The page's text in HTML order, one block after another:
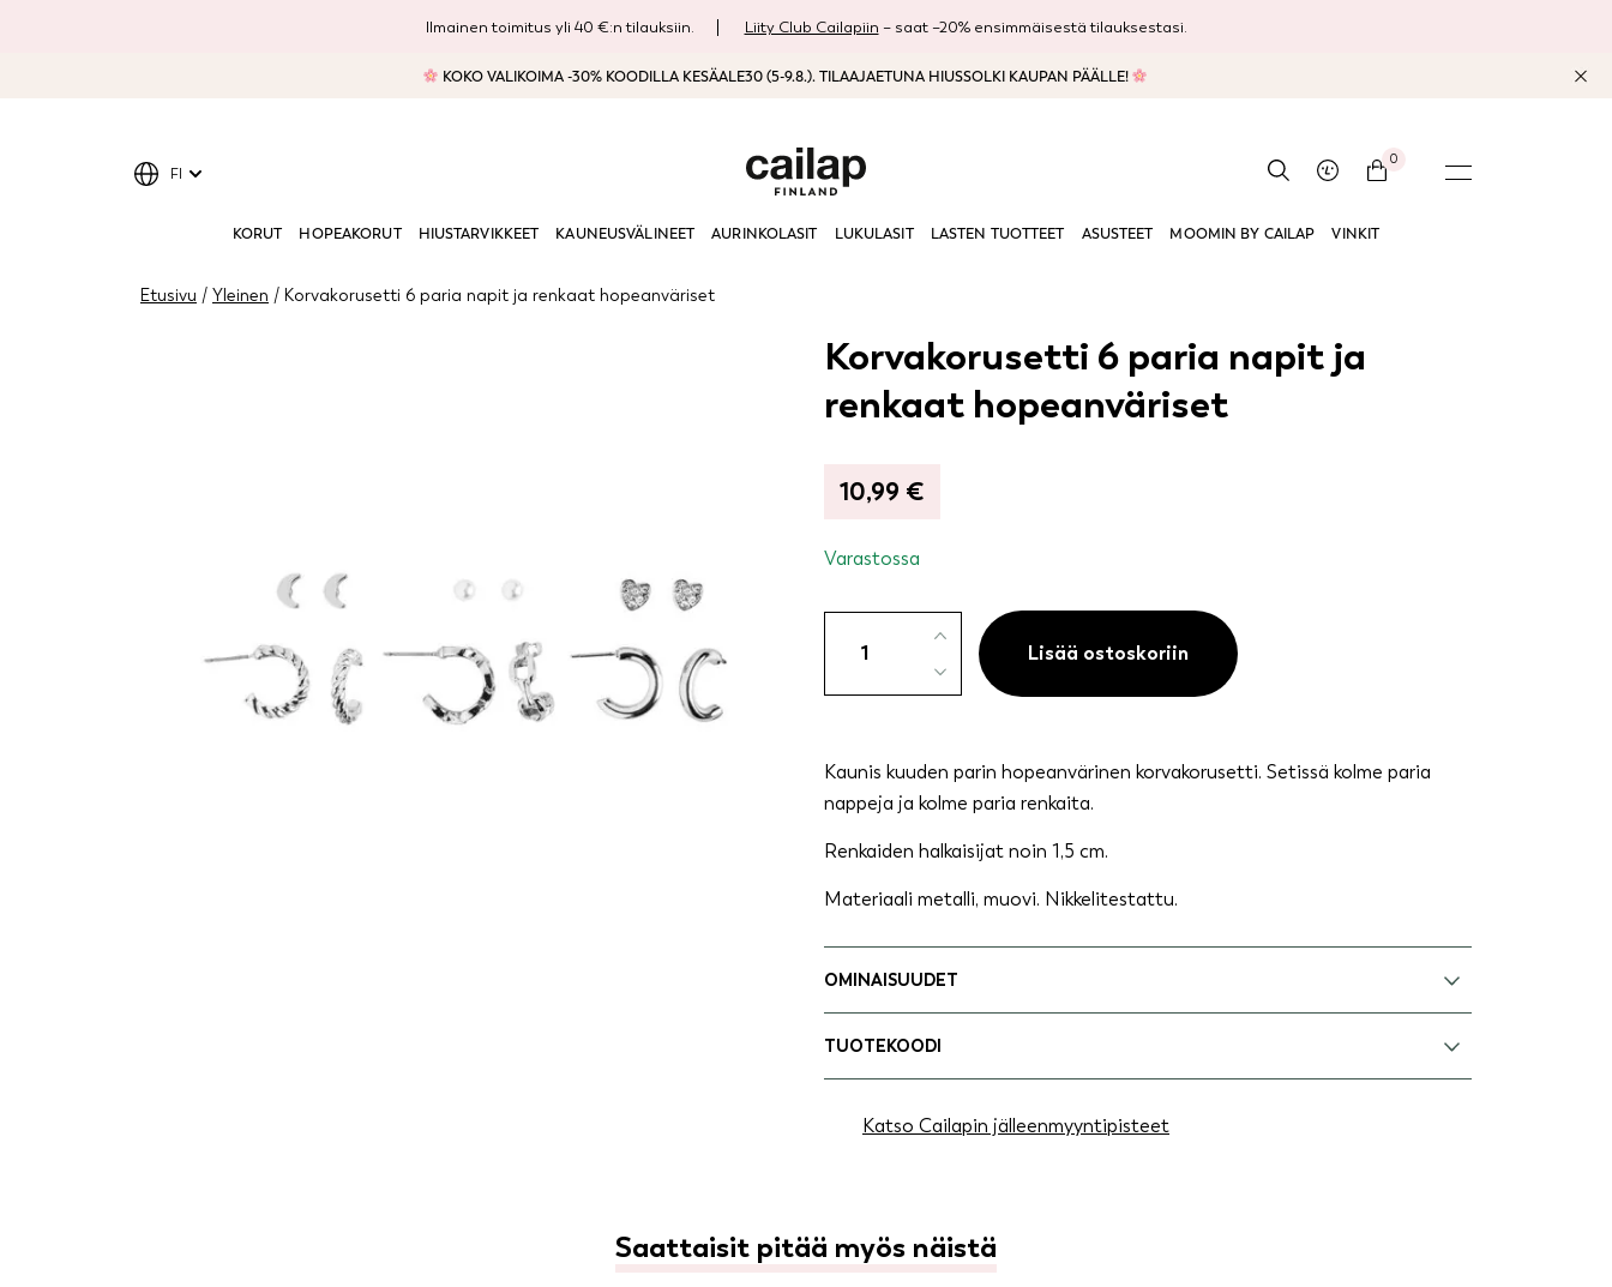
Ilmainen toimitus yli 40 €:n tilauksiin. Liity Club Cailapiin – saat –20% ensimmäisestä tilauksestasi.
KOKO VALIKOIMA -30% KOODILLA KESÄALE30 (5-9.8.). TILAAJAETUNA HIUSSOLKI KAUPAN PÄÄLLE!
0
KORUT HOPEAKORUT HIUSTARVIKKEET KAUNEUSVÄLINEET AURINKOLASIT LUKULASIT LASTEN TUOTTEET ASUSTEET MOOMIN BY CAILAP VINKIT
FI
Etusivu / Yleinen / Korvakorusetti 6 paria napit ja renkaat hopeanväriset
Korvakorusetti 6 paria napit ja
renkaat hopeanväriset
10,99 €
Varastossa
renkaat
hopeanväriset
Lisää ostoskoriin
Kaunis kuuden parin hopeanvärinen korvakorusetti. Setissä kolme paria
nappeja ja kolme paria renkaita.
Renkaiden halkaisijat noin 1,5 cm.
Materiaali metalli, muovi. Nikkelitestattu.
OMINAISUUDET
TUOTEKOODI
Katso Cailapin jälleenmyyntipisteet
Saattaisit pitää myös näistä